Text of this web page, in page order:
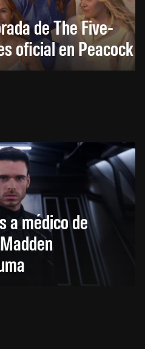
de The Five-
oficial en Peacock
a médico de